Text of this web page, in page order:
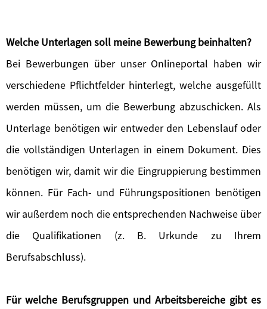
Welche Unterlagen soll meine Bewerbung beinhalten?
Bei Bewerbungen über unser Onlineportal haben wir
verschiedene Pflichtfelder hinterlegt, welche ausgefüllt
werden müssen, um die Bewerbung abzuschicken. Als
Unterlage benötigen wir entweder den Lebenslauf oder
die vollständigen Unterlagen in einem Dokument. Dies
benötigen wir, damit wir die Eingruppierung bestimmen
können. Für Fach- und Führungspositionen benötigen
wir außerdem noch die entsprechenden Nachweise über
die Qualifikationen (z. B. Urkunde zu Ihrem
Berufsabschluss).
Für welche Berufsgruppen und Arbeitsbereiche gibt es